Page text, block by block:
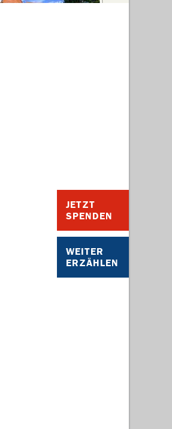
JETZT
SPENDEN
WEITER
ERZÄHLEN